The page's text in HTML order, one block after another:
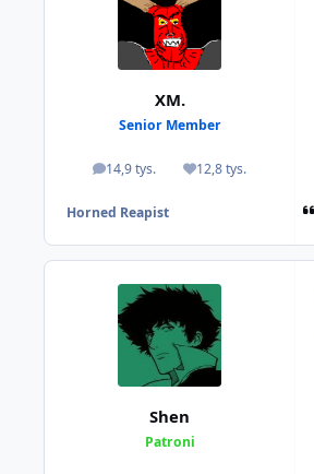
XM.
Senior Member
14,9 tys.
odpowiedzi12,8 tys.
Reputacja
Horned Reapist
Shen
Patroni